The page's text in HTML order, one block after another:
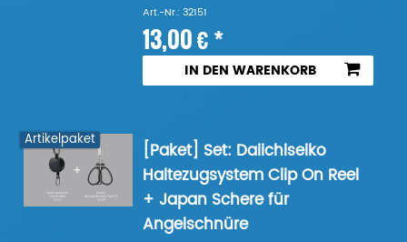
Art.-Nr.: 32151
13,00 € *
IN DEN WARENKORB
Artikelpaket
[Paket] Set: Daiichiseiko
Haltezugsystem Clip On Reel
+ Japan Schere für
Angelschnüre